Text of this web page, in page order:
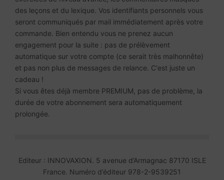
des leçons et du lexique. Vos identifiants personnels vous
seront communiqués par mail immédiatement après votre
commande. Bien entendu vous ne prenez aucun
engagement pour la suite : pas de prélèvement
automatique sur votre compte (ce serait très malhonnête)
et pas non plus de messages de relance. C'est juste un
cadeau !
Si vous êtes déjà membre PREMIUM, pas de problème, la
durée de votre abonnement sera automatiquement
prolongée.
Editeur : INNOVAXION. 5 avenue d’Armagnac 87170 ISLE
France. Numéro d’éditeur 978-2-9539251